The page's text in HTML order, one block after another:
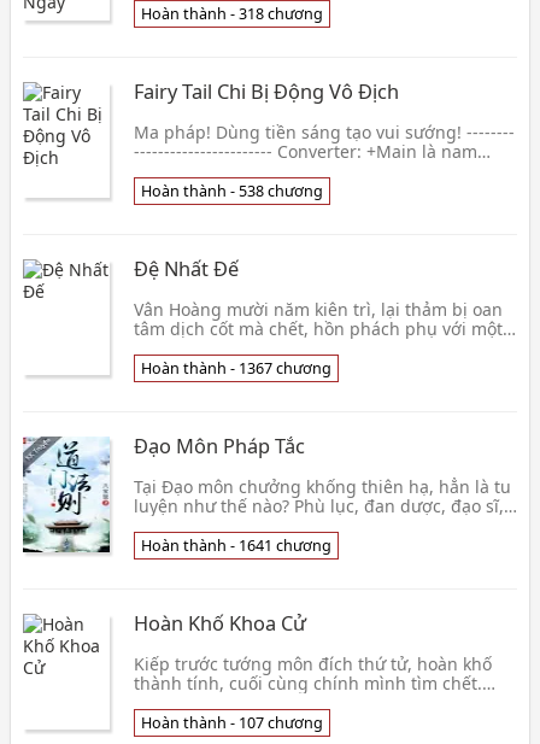
lão công. Là
Hoàn thành - 318 chương
Fairy Tail Chi Bị Động Vô Địch
Ma pháp! Dùng tiền sáng tạo vui sướng! --------
----------------------- Converter: +Main là nam
Hoàn thành - 538 chương
Đệ Nhất Đế
Vân Hoàng mười năm kiên trì, lại thảm bị oan
tâm dịch cốt mà chết, hồn phách phụ với một
khu, bồi dưỡng được vô số đại đế . . . Nhất
sớm tỉnh mộng, trở lại thời kỳ thiếu niên, tu
Hoàn thành - 1367 chương
Đạo Môn Pháp Tắc
Tại Đạo môn chưởng khống thiên hạ, hẳn là tu
luyện như thế nào? Phù lục, đan dược, đạo sĩ,
tu tiên, rất tốt, mời theo quét nhà cầu bắt đầu
mà đi lên! Phù chiếu đến thời điểm, ngươi
Hoàn thành - 1641 chương
Hoàn Khố Khoa Cử
Kiếp trước tướng môn đích thứ tử, hoàn khố
thành tính, cuối cùng chính mình tìm chết.
định sửa đổi lỗi lầm, lại bị trói định hố người
Hoàn thành - 107 chương